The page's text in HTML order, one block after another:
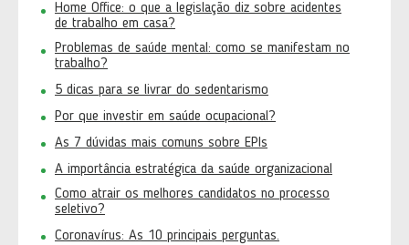
Home Office: o que a legislação diz sobre acidentes
de trabalho em casa?
Problemas de saúde mental: como se manifestam no
trabalho?
5 dicas para se livrar do sedentarismo
Por que investir em saúde ocupacional?
As 7 dúvidas mais comuns sobre EPIs
A importância estratégica da saúde organizacional
Como atrair os melhores candidatos no processo
seletivo?
Coronavírus: As 10 principais perguntas.